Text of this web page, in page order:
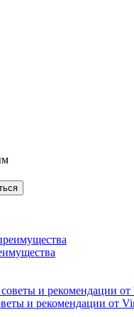
и рекомендации от